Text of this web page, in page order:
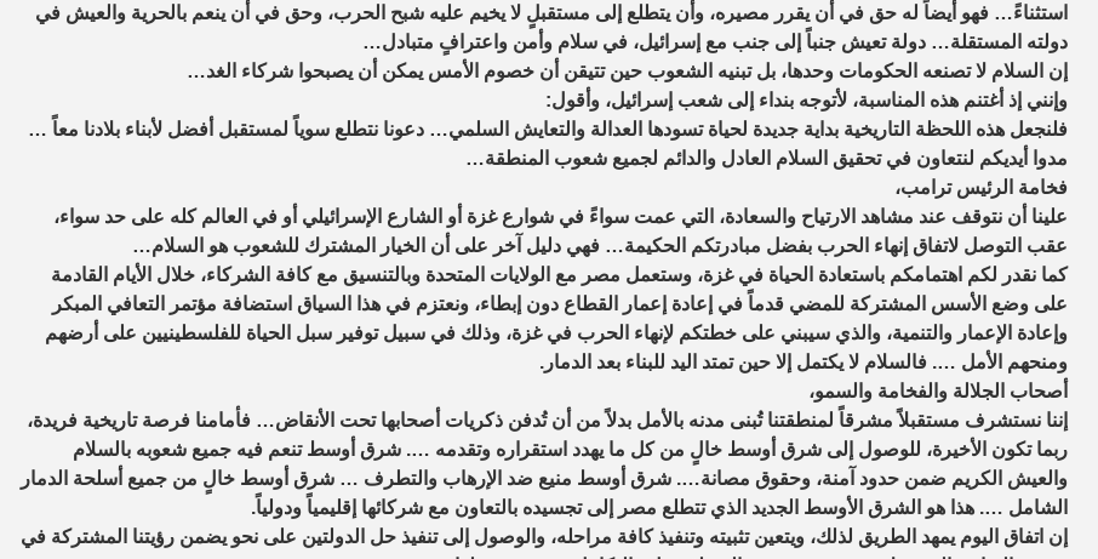
استثناءً… فهو أيضاً له حق في أن يقرر مصيره، وأن يتطلع إلى مستقبلٍ لا يخيم عليه شبح الحرب، وحق في أن ينعم بالحرية والعيش في
دولته المستقلة… دولة تعيش جنباً إلى جنب مع إسرائيل، في سلام وأمن واعترافٍ متبادل…
إن السلام لا تصنعه الحكومات وحدها، بل تبنيه الشعوب حين تتيقن أن خصوم الأمس يمكن أن يصبحوا شركاء الغد…
وإنني إذ أغتنم هذه المناسبة، لأتوجه بنداء إلى شعب إسرائيل، وأقول:
فلنجعل هذه اللحظة التاريخية بداية جديدة لحياة تسودها العدالة والتعايش السلمي… دعونا نتطلع سوياً لمستقبل أفضل لأبناء بلادنا معاً …
مدوا أيديكم لنتعاون في تحقيق السلام العادل والدائم لجميع شعوب المنطقة…
فخامة الرئيس ترامب،
علينا أن نتوقف عند مشاهد الارتياح والسعادة، التي عمت سواءً في شوارع غزة أو الشارع الإسرائيلي أو في العالم كله على حد سواء،
عقب التوصل لاتفاق إنهاء الحرب بفضل مبادرتكم الحكيمة… فهي دليل آخر على أن الخيار المشترك للشعوب هو السلام…
كما نقدر لكم اهتمامكم باستعادة الحياة في غزة، وستعمل مصر مع الولايات المتحدة وبالتنسيق مع كافة الشركاء، خلال الأيام القادمة
على وضع الأسس المشتركة للمضي قدماً في إعادة إعمار القطاع دون إبطاء، ونعتزم في هذا السياق استضافة مؤتمر التعافي المبكر
وإعادة الإعمار والتنمية، والذي سيبني على خطتكم لإنهاء الحرب في غزة، وذلك في سبيل توفير سبل الحياة للفلسطينيين على أرضهم
ومنحهم الأمل …. فالسلام لا يكتمل إلا حين تمتد اليد للبناء بعد الدمار.
أصحاب الجلالة والفخامة والسمو،
إننا نستشرف مستقبلاً مشرقاً لمنطقتنا تُبنى مدنه بالأمل بدلاً من أن تُدفن ذكريات أصحابها تحت الأنقاض… فأمامنا فرصة تاريخية فريدة،
ربما تكون الأخيرة، للوصول إلى شرق أوسط خالٍ من كل ما يهدد استقراره وتقدمه …. شرق أوسط تنعم فيه جميع شعوبه بالسلام
والعيش الكريم ضمن حدود آمنة، وحقوق مصانة…. شرق أوسط منيع ضد الإرهاب والتطرف … شرق أوسط خالٍ من جميع أسلحة الدمار
الشامل …. هذا هو الشرق الأوسط الجديد الذي تتطلع مصر إلى تجسيده بالتعاون مع شركائها إقليمياً ودولياً.
إن اتفاق اليوم يمهد الطريق لذلك، ويتعين تثبيته وتنفيذ كافة مراحله، والوصول إلى تنفيذ حل الدولتين على نحو يضمن رؤيتنا المشتركة في